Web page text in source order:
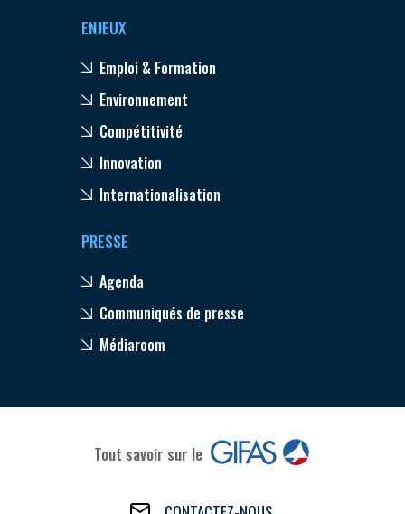
ENJEUX
Emploi & Formation
Environnement
Compétitivité
Innovation
Internationalisation
PRESSE
Agenda
Communiqués de presse
Médiaroom
Tout savoir sur le